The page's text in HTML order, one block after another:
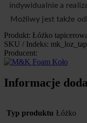
indywidualnie a
Możliwy jest także
Produkt: Łóżko
SKU / Indeks:
Producent:
Informacje
Typ produktu Łóżko